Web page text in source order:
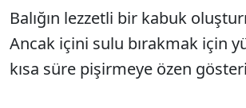
Balığın lezzetli bir kabuk
Ancak içini sulu bırakmak için
kısa süre pişirmeye özen